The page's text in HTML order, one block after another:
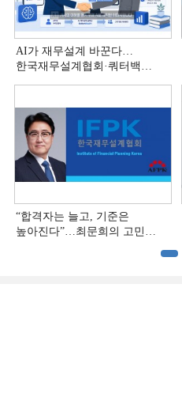
AI가 재무설계 바꾼다…
한국재무설계협회·쿼터백
“합격자는 늘고, 기준은
높아진다”…최문희의 고민